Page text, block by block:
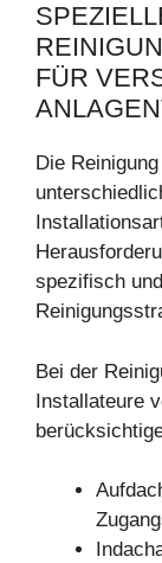
FÜR
Die
spezifisch
Bei der
Installateure